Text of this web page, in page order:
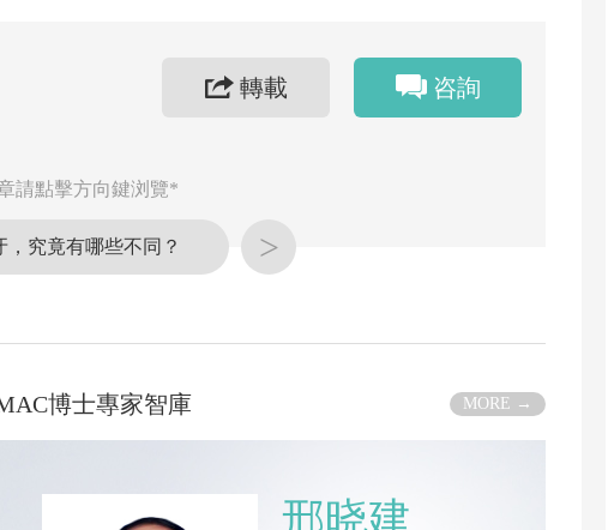
轉載 咨詢
請點擊方向鍵浏覽*
究竟有哪些不同？ >
博士專家智庫 MORE →
邢晓建